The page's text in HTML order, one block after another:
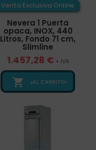
Venta Exclusiva Online
Nevera 1 Puerta
opaca, INOX, 440
Litros, Fondo 71 cm,
Slimline
1.457,28 € + IVA
 ¡AL CARRITO!